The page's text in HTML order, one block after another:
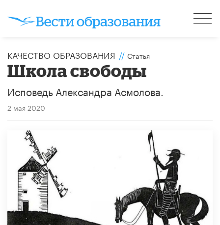
КАЧЕСТВО ОБРАЗОВАНИЯ // Статья
Школа свободы
Исповедь Александра Асмолова.
2 мая 2020